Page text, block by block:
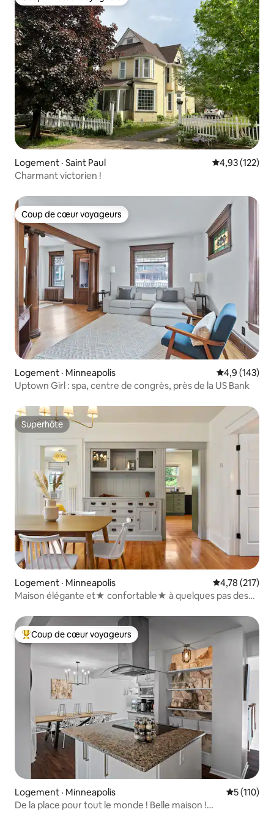
Coup de cœur voyageurs
Logement · Saint Paul Note
4,93 (122)
Charmant victorien !
Coup de cœur voyageurs
Coup de cœur voyageurs
Logement · Minneapolis Note
4,9 (143)
Uptown Girl : spa, centre de congrès, près de la US Bank
Superhôte
Superhôte
Logement · Minneapolis Note
4,78 (217)
Maison élégante et★ confortable★ à quelques pas des
Coup de cœur voyageurs parmi les plus aimés
Coup de cœur voyageurs
Logement · Minneapolis Note
5 (110)
De la place pour tout le monde ! Belle maison !